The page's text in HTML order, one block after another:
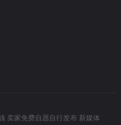
卖家免费自愿自行发布 新媒体